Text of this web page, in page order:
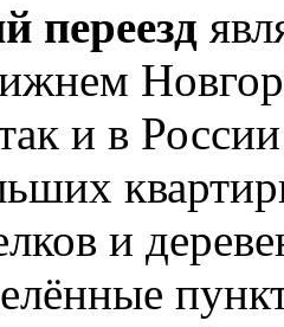
переезд
и в
и